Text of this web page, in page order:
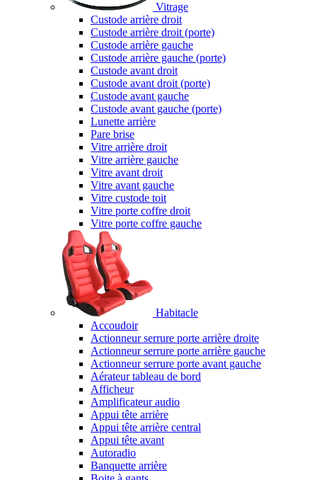
Vitrage
Custode arrière droit
Custode arrière droit (porte)
Custode arrière gauche
Custode arrière gauche (porte)
Custode avant droit
Custode avant droit (porte)
Custode avant gauche
Custode avant gauche (porte)
Lunette arrière
Pare brise
Vitre arrière droit
Vitre arrière gauche
Vitre avant droit
Vitre avant gauche
Vitre custode toit
Vitre porte coffre droit
Vitre porte coffre gauche
Habitacle
Accoudoir
Actionneur serrure porte arrière droite
Actionneur serrure porte arrière gauche
Actionneur serrure porte avant gauche
Aérateur tableau de bord
Afficheur
Amplificateur audio
Appui tête arrière
Appui tête arrière central
Appui tête avant
Autoradio
Banquette arrière